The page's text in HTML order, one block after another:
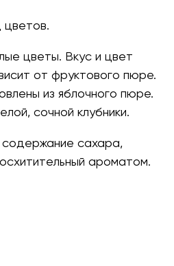
цветов.
цветы. Вкус и цвет
от фруктового пюре.
из яблочного пюре.
сочной клубники.
сахара,
ароматом.